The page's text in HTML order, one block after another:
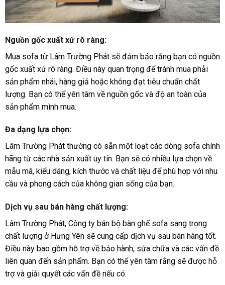
Nguồn gốc xuất xứ rõ ràng:
Mua sofa từ Lâm Trường Phát sẽ đảm bảo rằng bạn có nguồn
gốc xuất xứ rõ ràng. Điều này quan trọng để tránh mua phải
sản phẩm nhái, hàng giả hoặc không đạt tiêu chuẩn chất
lượng. Bạn có thể yên tâm về nguồn gốc và độ an toàn của
sản phẩm mình mua.
Đa dạng lựa chọn:
Lâm Trường Phát thường có sẵn một loạt các dòng sofa chính
hãng từ các nhà sản xuất uy tín. Bạn sẽ có nhiều lựa chọn về
mẫu mã, kiểu dáng, kích thước và chất liệu để phù hợp với nhu
cầu và phong cách của không gian sống của bạn.
Dịch vụ sau bán hàng chất lượng:
Lâm Trường Phát, Công ty bán bộ bàn ghế sofa sang trọng
chất lượng ở Hưng Yên sẽ cung cấp dịch vụ sau bán hàng tốt.
Điều này bao gồm hỗ trợ về bảo hành, sửa chữa và các vấn đề
liên quan đến sản phẩm. Bạn có thể yên tâm rằng sẽ được hỗ
trợ và giải quyết các vấn đề nếu có.